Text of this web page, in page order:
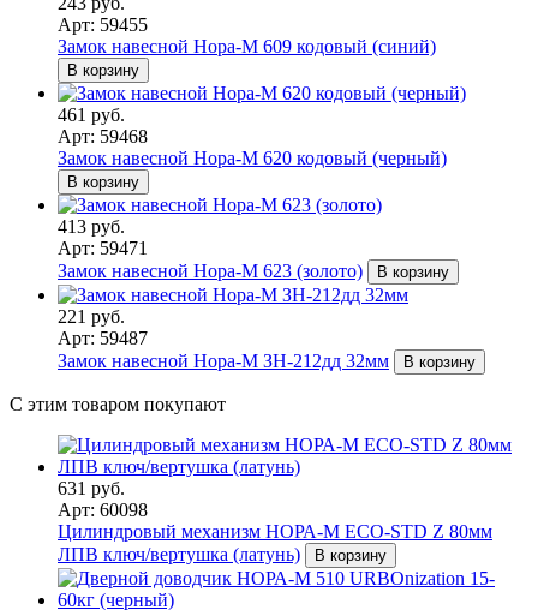
Арт: 59455
Замок навесной Нора-М 609 кодовый (синий)
В корзину
461 руб.
Арт: 59468
Замок навесной Нора-М 620 кодовый (черный)
В корзину
413 руб.
Арт: 59471
Замок навесной Нора-М 623 (золото)
В корзину
221 руб.
Арт: 59487
Замок навесной Нора-М ЗН-212дд 32мм
В корзину
С этим товаром покупают
631 руб.
Арт: 60098
Цилиндровый механизм НОРА-М ЕСО-STD Z 80мм
ЛПВ ключ/вертушка (латунь)
В корзину